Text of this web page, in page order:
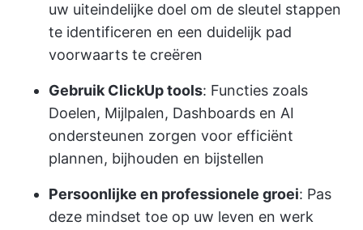
uw uiteindelijke doel om de sleutel stappen
te identificeren en een duidelijk pad
voorwaarts te creëren
Gebruik ClickUp tools: Functies zoals
Doelen, Mijlpalen, Dashboards en AI
ondersteunen zorgen voor efficiënt
plannen, bijhouden en bijstellen
Persoonlijke en professionele groei: Pas
deze mindset toe op uw leven en werk